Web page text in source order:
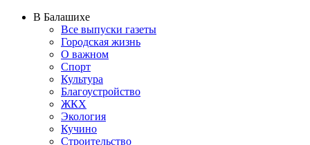
В Балашихе
Все выпуски газеты
Городская жизнь
О важном
Спорт
Культура
Благоустройство
ЖКХ
Экология
Кучино
Строительство